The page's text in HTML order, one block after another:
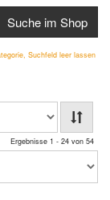
Suche im Shop
Suchfeld leer lassen
Ergebnisse 1 - 24 von 54